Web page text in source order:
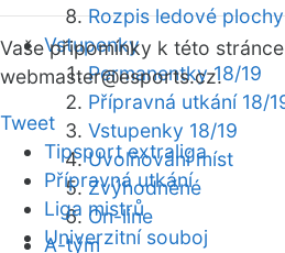
Rozpis ledové plochy
Vstupenky
Permanentky 18/19
Přípravná utkání 18/
Vstupenky 18/19
Uvolňování míst
Zvýhodněné
On-line
A-tým
Vaše připomínky k této
webmaster@esports.cz.
Tweet
Tipsport extraliga
Přípravná utkání
Liga mistrů
Univerzitní souboj